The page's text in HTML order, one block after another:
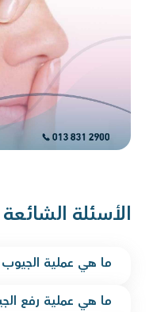
الأسئلة
ما هي عملية الجيوب
ما هي عملية رفع